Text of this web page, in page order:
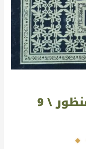
لسان العرب لابن منظور \ 9